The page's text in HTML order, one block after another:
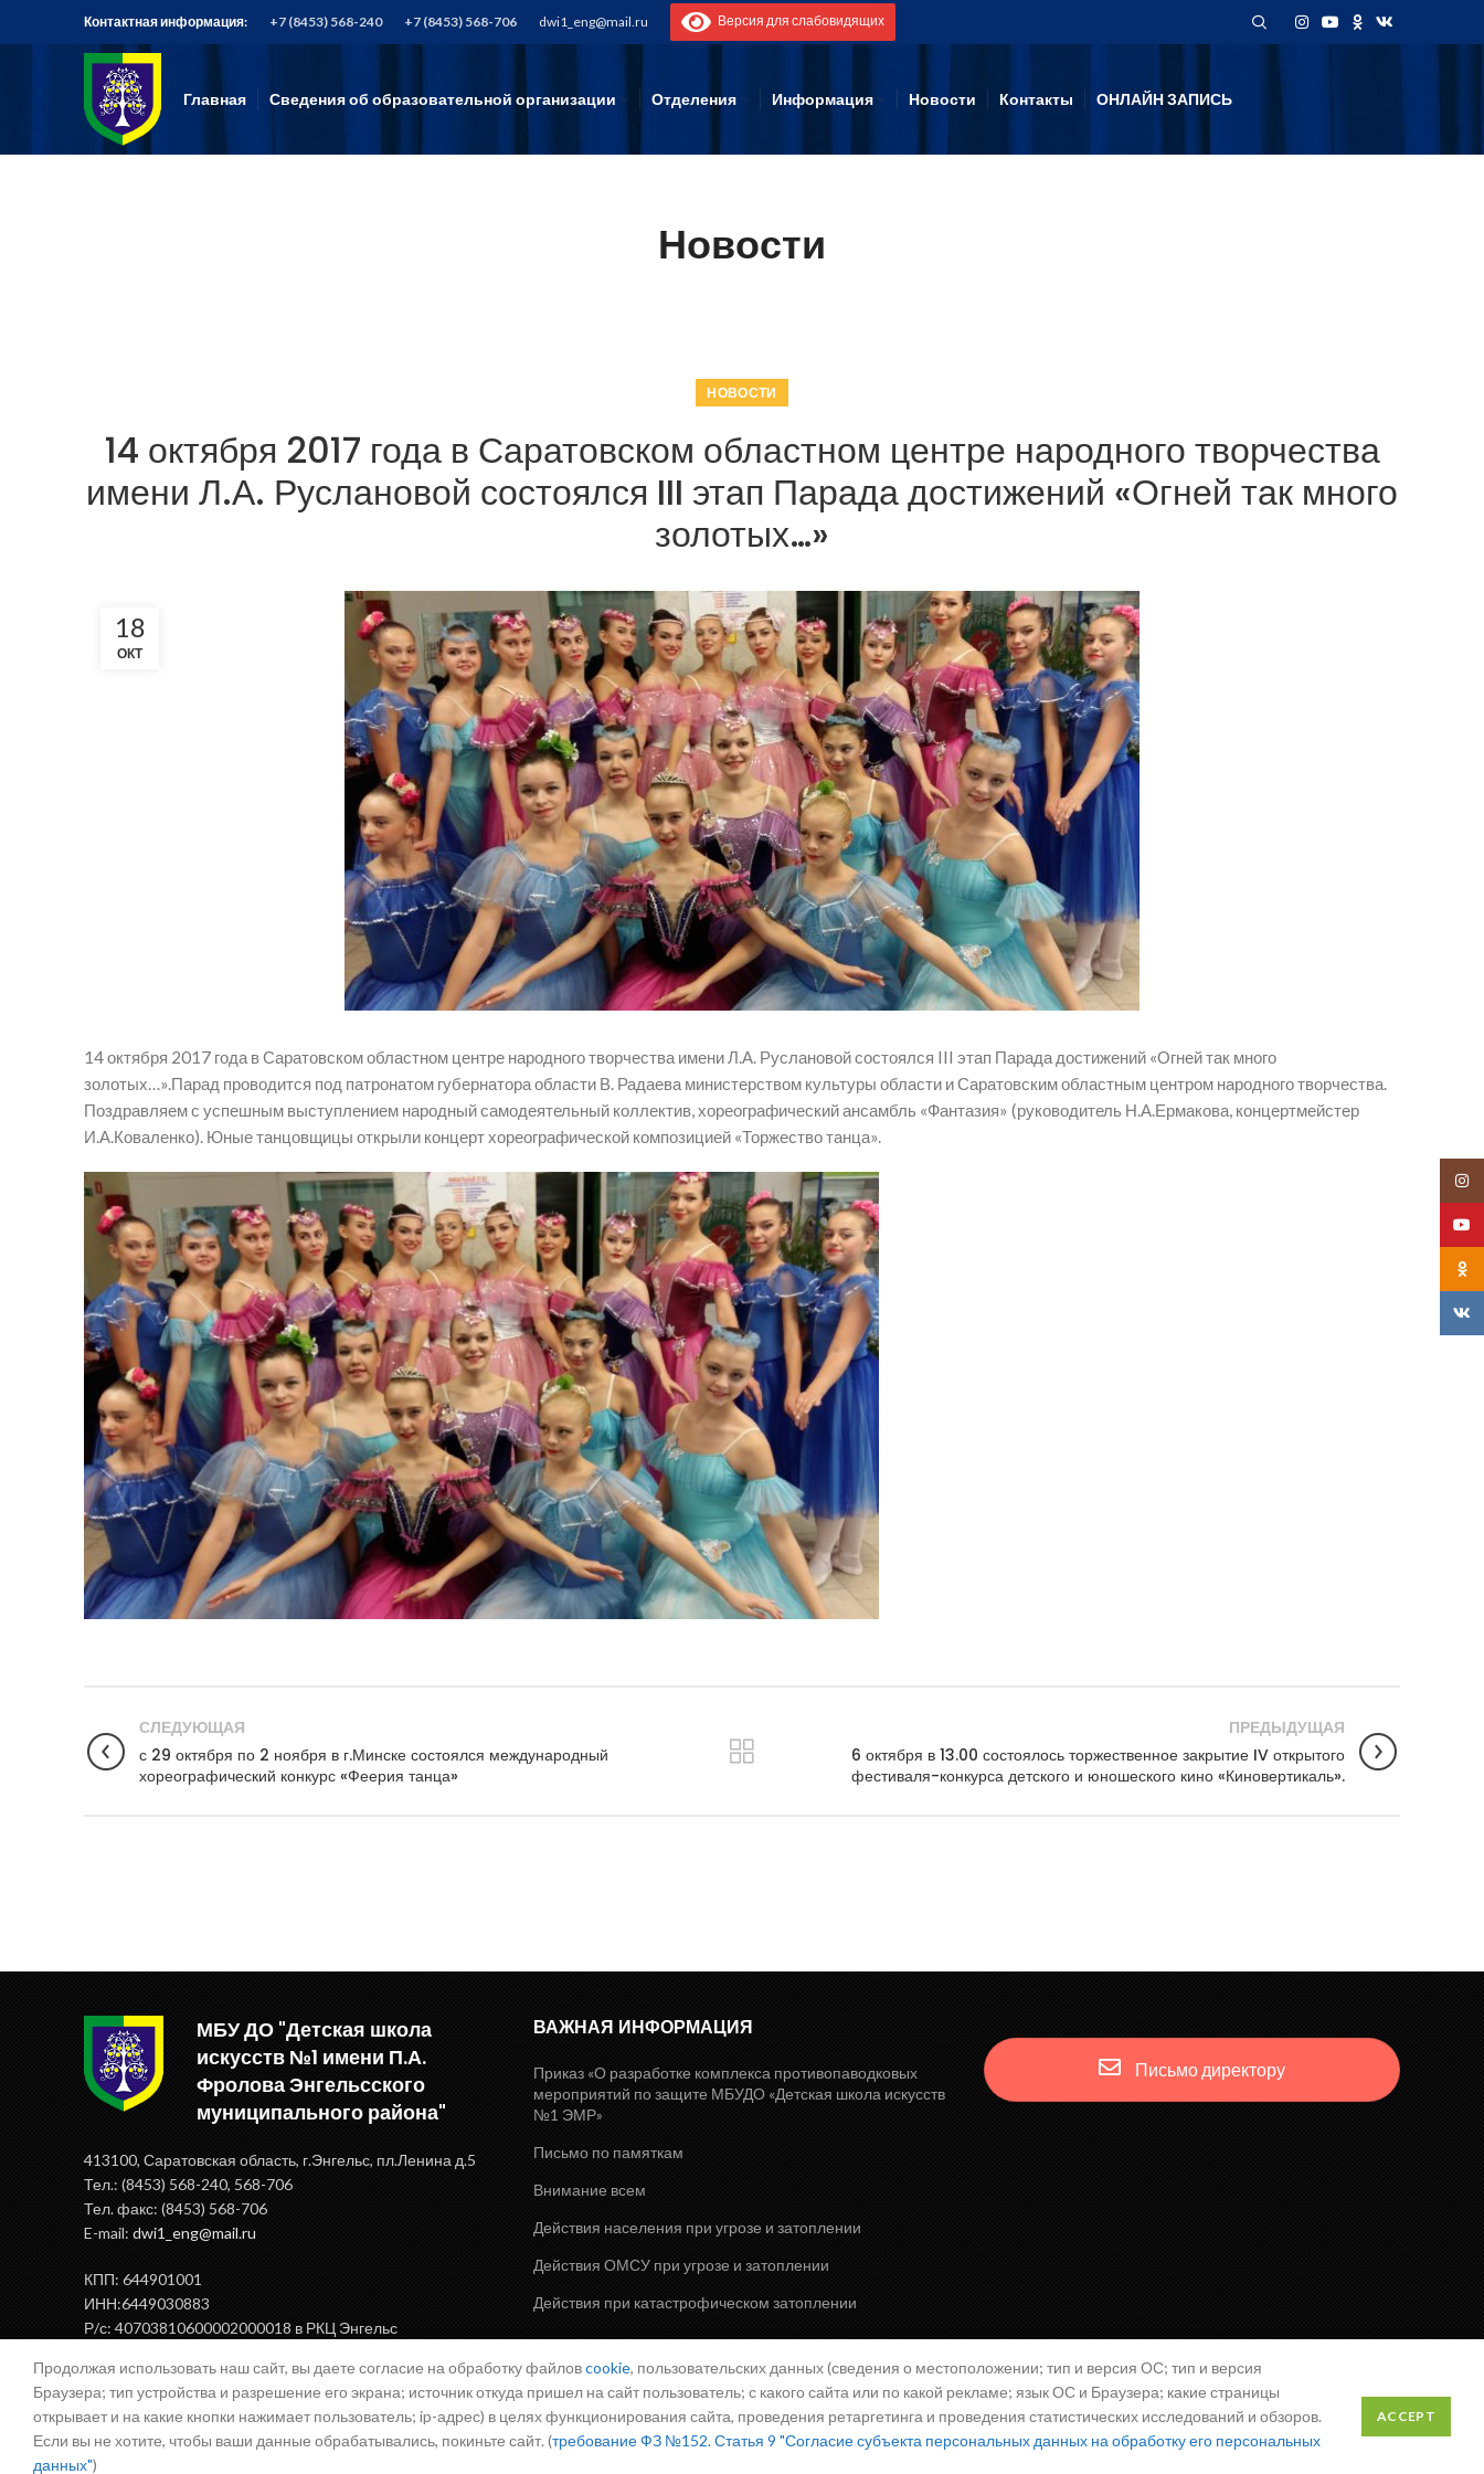
Контактная информация: +7 (8453) 568-240 +7 (8453) 568-706 dwi1_eng@mail.ru Версия для слабовидящих
Главная Сведения об образовательной организации Отделения Информация Новости Контакты ОНЛАЙН ЗАПИСЬ
Новости
НОВОСТИ
14 октября 2017 года в Саратовском областном центре народного творчества
имени Л.А. Руслановой состоялся III этап Парада достижений «Огней так много
золотых…»
18
ОКТ
14 октября 2017 года в Саратовском областном центре народного творчества имени Л.А. Руслановой состоялся III этап Парада достижений «Огней так много
золотых…».Парад проводится под патронатом губернатора области В. Радаева министерством культуры области и Саратовским областным центром народного творчества.
Поздравляем с успешным выступлением народный самодеятельный коллектив, хореографический ансамбль «Фантазия» (руководитель Н.А.Ермакова, концертмейстер
И.А.Коваленко). Юные танцовщицы открыли концерт хореографической композицией «Торжество танца».
СЛЕДУЮЩАЯ
с 29 октября по 2 ноября в г.Минске состоялся международный
хореографический конкурс «Феерия танца»
ПРЕДЫДУЩАЯ
6 октября в 13.00 состоялось торжественное закрытие IV открытого
фестиваля-конкурса детского и юношеского кино «Киновертикаль».
МБУ ДО "Детская школа
искусств №1 имени П.А.
Фролова Энгельсского
муниципального района"
413100, Саратовская область, г.Энгельс, пл.Ленина д.5
Тел.: (8453) 568-240, 568-706
Тел. факс: (8453) 568-706
E-mail: dwi1_eng@mail.ru
КПП: 644901001
ИНН:6449030883
Р/с: 40703810600002000018 в РКЦ Энгельс
ВАЖНАЯ ИНФОРМАЦИЯ
Приказ «О разработке комплекса противопаводковых
мероприятий по защите МБУДО «Детская школа искусств
№1 ЭМР»
Письмо по памяткам
Внимание всем
Действия населения при угрозе и затоплении
Действия ОМСУ при угрозе и затоплении
Действия при катастрофическом затоплении
Письмо директору
Политика в отношении обработки персональных данных
VK
Продолжая использовать наш сайт, вы даете согласие на обработку файловcookie, пользовательских данных (сведения о местоположении; тип и версия ОС; тип и версия
Браузера; тип устройства и разрешение его экрана; источник откуда пришел на сайт пользователь; с какого сайта или по какой рекламе; язык ОС и Браузера; какие страницы
открывает и на какие кнопки нажимает пользователь; ip-адрес) в целях функционирования сайта, проведения ретаргетинга и проведения статистических исследований и обзоров.
Если вы не хотите, чтобы ваши данные обрабатывались, покиньте сайт. (требование ФЗ №152. Статья 9 "Согласие субъекта персональных данных на обработку его персональных
данных")
ACCEPT